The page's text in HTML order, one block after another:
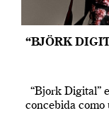
“BJÖRK
“Bjork Digital”
concebida como